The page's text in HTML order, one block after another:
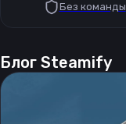
Без команды
Блог Steamify